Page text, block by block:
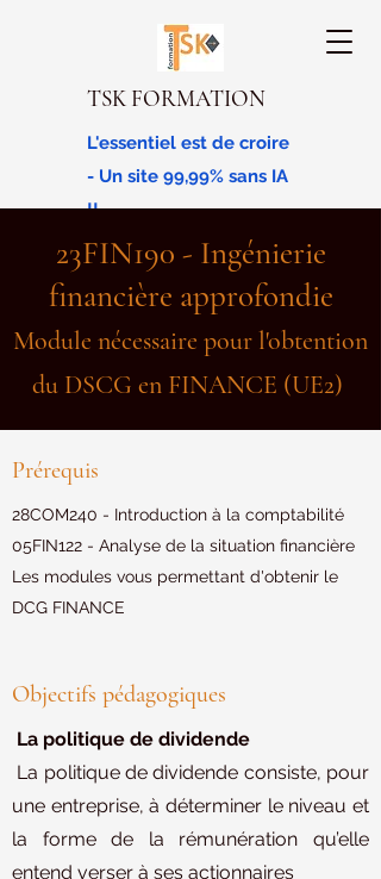
TSK FORMATION
L'essentiel est de croire
- Un site 99,99% sans IA
!!
23FIN190 - Ingénierie
financière approfondie
Module nécessaire pour l'obtention
du DSCG en FINANCE (UE2)
Prérequis
28COM240 - Introduction à la comptabilité
05FIN122 - Analyse de la situation financière
Les modules vous permettant d'obtenir le
DCG FINANCE
Objectifs pédagogiques
La politique de dividende
La politique de dividende consiste, pour
une entreprise, à déterminer le niveau et
la forme de la rémunération qu’elle
entend verser à ses actionnaires